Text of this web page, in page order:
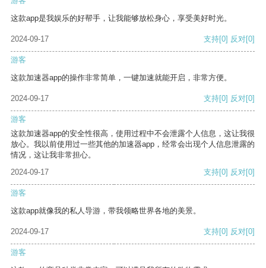
这款app是我娱乐的好帮手，让我能够放松身心，享受美好时光。
2024-09-17 支持[0] 反对[0]
游客
这款加速器app的操作非常简单，一键加速就能开启，非常方便。
2024-09-17 支持[0] 反对[0]
游客
这款加速器app的安全性很高，使用过程中不会泄露个人信息，这让我很
放心。我以前使用过一些其他的加速器app，经常会出现个人信息泄露的
情况，这让我非常担心。
2024-09-17
支持[0] 反对[0]
游客
这款app就像我的私人导游，带我领略世界各地的美景。
2024-09-17 支持[0] 反对[0]
游客